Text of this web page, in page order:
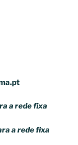
a rede fixa
a rede fixa